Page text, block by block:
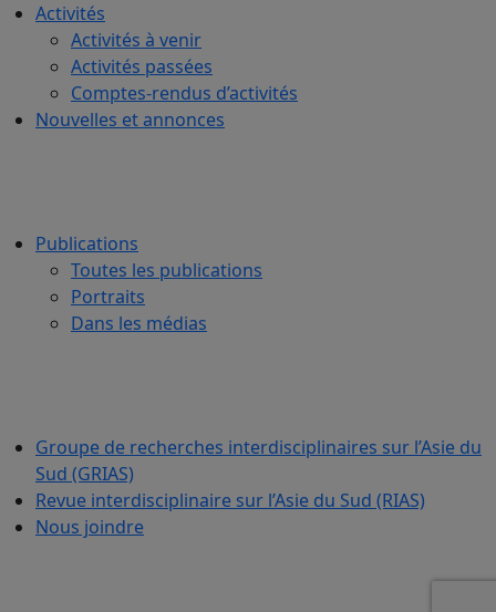
Activités
Activités à venir
Activités passées
Comptes-rendus d’activités
Nouvelles et annonces
Publications
Toutes les publications
Portraits
Dans les médias
Groupe de recherches interdisciplinaires sur l’Asie du
Sud (GRIAS)
Revue interdisciplinaire sur l’Asie du Sud (RIAS)
Nous joindre